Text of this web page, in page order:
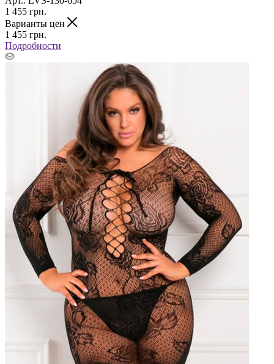
1 455 грн.
Варианты цен
1 455 грн.
Подробности